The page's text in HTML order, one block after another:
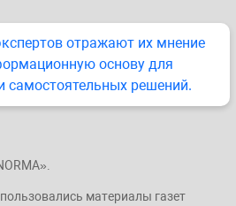
отражают их мнение
основу для
самостоятельных решений.
материалы газет